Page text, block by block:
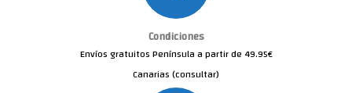
Condiciones
Envíos gratuitos Península a partir de 49.95€
Canarias (consultar)